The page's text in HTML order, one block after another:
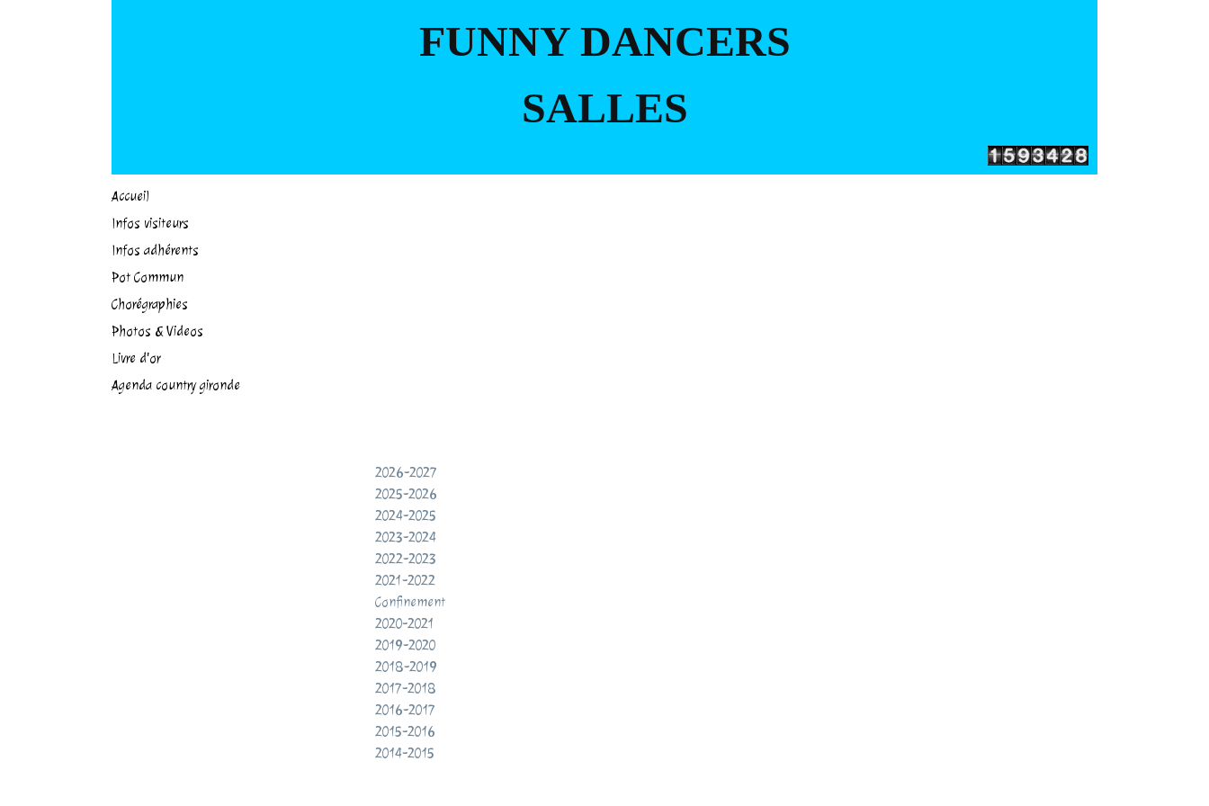
FUNNY DANCERS
SALLES
Accueil
Infos visiteurs
Infos adhérents
Pot Commun
Chorégraphies
Photos & Videos
Livre d'or
Agenda country gironde
2026-2027
2025-2026
2024-2025
2023-2024
2022-2023
2021-2022
Confinement
2020-2021
2019-2020
2018-2019
2017-2018
2016-2017
2015-2016
2014-2015